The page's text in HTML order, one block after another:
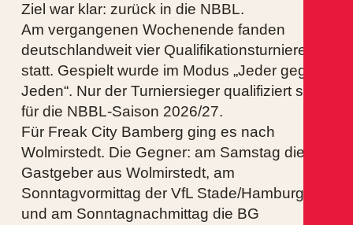
Ziel war klar: zurück in die NBBL.
Am vergangenen Wochenende fanden
deutschlandweit vier Qualifikationsturniere
statt. Gespielt wurde im Modus „Jeder gegen
Jeden“. Nur der Turniersieger qualifiziert sich
für die NBBL-Saison 2026/27.
Für Freak City Bamberg ging es nach
Wolmirstedt. Die Gegner: am Samstag die
Gastgeber aus Wolmirstedt, am
Sonntagvormittag der VfL Stade/Hamburg
und am Sonntagnachmittag die BG